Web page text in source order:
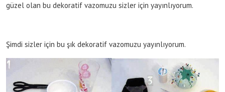
güzel olan bu dekoratif vazomuzu sizler için yayınlıyorum.
Şimdi sizler için bu şık dekoratif vazomuzu yayınlıyorum.